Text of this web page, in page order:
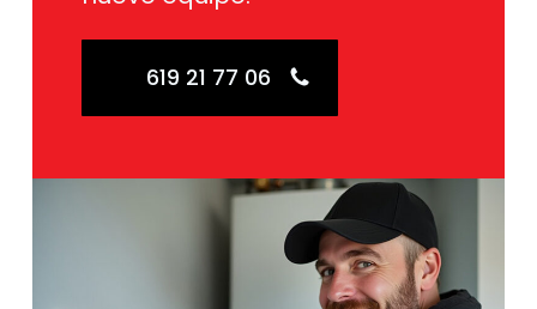
619 21 77 06